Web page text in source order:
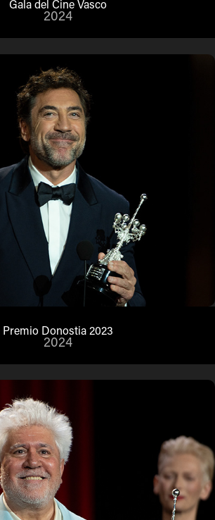
Gala del Cine Vasco
2024
Premio Donostia 2023
2024